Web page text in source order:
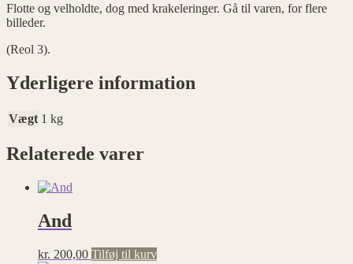
Flotte og velholdte, dog med krakeleringer. Gå til varen, for flere
billeder.
(Reol 3).
Yderligere information
Vægt 1 kg
Relaterede varer
And
kr. 200,00 Tilføj til kurv